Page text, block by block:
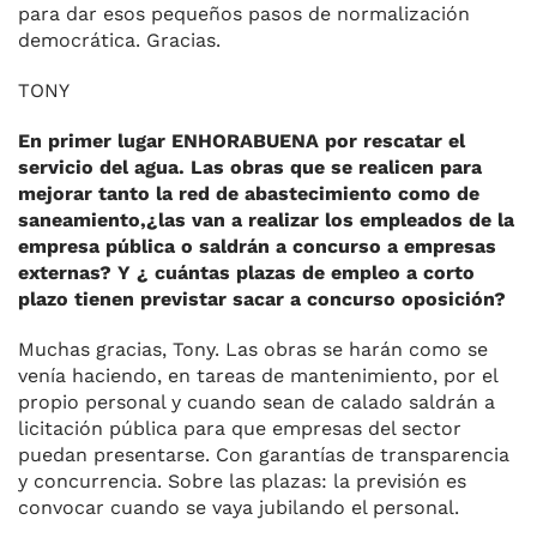
para dar esos pequeños pasos de normalización
democrática. Gracias.
TONY
En primer lugar ENHORABUENA por rescatar el
servicio del agua. Las obras que se realicen para
mejorar tanto la red de abastecimiento como de
saneamiento,¿las van a realizar los empleados de la
empresa pública o saldrán a concurso a empresas
externas? Y ¿ cuántas plazas de empleo a corto
plazo tienen previstar sacar a concurso oposición?
Muchas gracias, Tony. Las obras se harán como se
venía haciendo, en tareas de mantenimiento, por el
propio personal y cuando sean de calado saldrán a
licitación pública para que empresas del sector
puedan presentarse. Con garantías de transparencia
y concurrencia. Sobre las plazas: la previsión es
convocar cuando se vaya jubilando el personal.